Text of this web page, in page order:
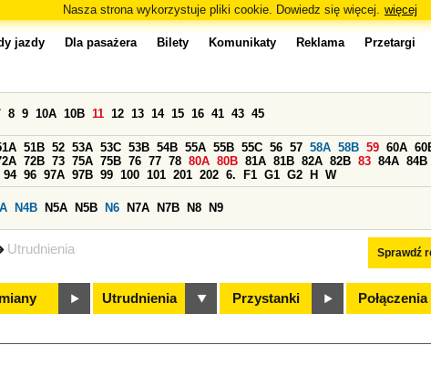
Nasza strona wykorzystuje pliki cookie. Dowiedz się więcej. więcej
Utrudnienia
jazdy Dla pasażera Bilety Komunikaty Reklama Przetargi
Sprawdź
8 9 10A 10B 11 12 13 14 15 16 41 43 45
51B 52 53A 53C 53B 54B 55A 55B 55C 56 57 58A 58B 59 60A
72B 73 75A 75B 76 77 78 80A 80B 81A 81B 82A 82B 83 84A 84B
94 96 97A 97B 99 100 101 201 202 6. F1 G1 G2 H W
N4B N5A N5B N6 N7A N7B N8 N9
Utrudnienia Przystanki Połączenia